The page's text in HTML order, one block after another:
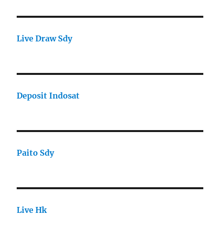
Live Draw Sdy
Deposit Indosat
Paito Sdy
Live Hk